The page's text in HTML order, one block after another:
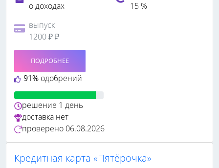
о доходах
15 %
выпуск
1200 ₽ ₽
91% одобрений
ПОДРОБНЕЕ
решение 1 день
доставка нет
проверено 06.08.2026
Кредитная карта «Пятёрочка»